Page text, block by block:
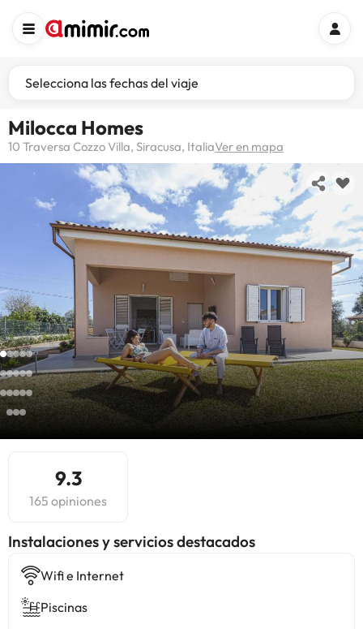
Selecciona las fechas del viaje
Milocca Homes
10 Traversa Cozzo Villa, Siracusa, ItaliaVer en mapa
9.3
165 opiniones
Instalaciones y servicios destacados
Wifi e Internet
Piscinas